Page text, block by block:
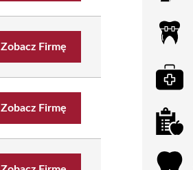
Zobacz Firmę
Zobacz Firmę